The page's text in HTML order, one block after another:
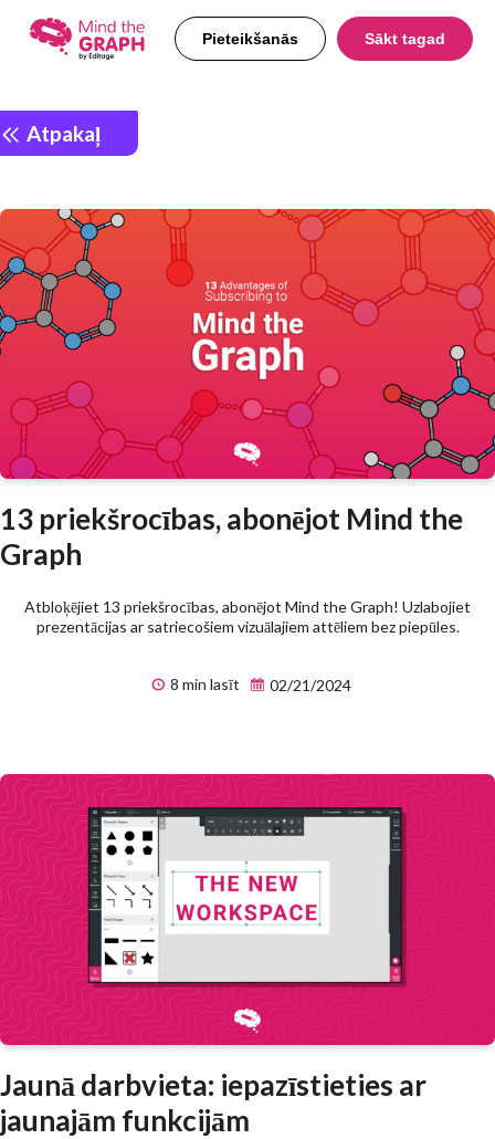
Pieteikšanās Sākt tagad
Atpakaļ
13 priekšrocības, abonējot Mind the
Graph
Atbloķējiet 13 priekšrocības, abonējot Mind the Graph! Uzlabojiet
prezentācijas ar satriecošiem vizuālajiem attēliem bez piepūles.
8 min lasīt 02/21/2024
Jaunā darbvieta: iepazīstieties ar
jaunajām funkcijām